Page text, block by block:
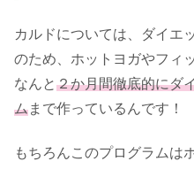
カルドについては、ダイエ
のため、ホットヨガやフィ
なんと２か月間徹底的にダ
ムまで作っているんです！
もちろんこのプログラムは